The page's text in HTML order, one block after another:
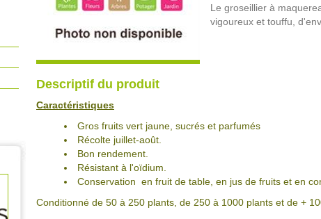
Le groseillier à
vigoureux et touffu,
Descriptif du produit
Caractéristiques
Gros fruits vert jaune, sucrés et parfumés
Récolte juillet-août.
Bon rendement.
Résistant à l'oïdium.
Conservation en fruit de table, en jus de fruits et en
Conditionné de 50 à 250 plants, de 250 à 1000 plants et de +